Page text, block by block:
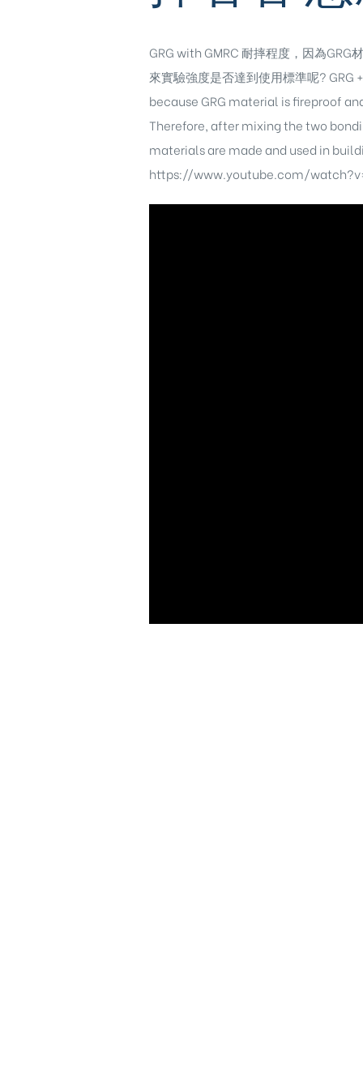
GRG with GMRC 耐摔程度，因為
來實驗強度是否達到使用標準呢?
because GRG material is fireproof
Therefore, after mixing the two
materials are made and used in
https://www.youtube.com/